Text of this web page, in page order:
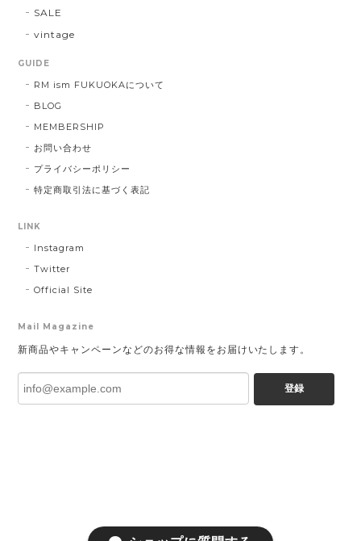
SALE
vintage
GUIDE
RM ism FUKUOKAについて
BLOG
MEMBERSHIP
お問い合わせ
プライバシーポリシー
特定商取引法に基づく表記
LINK
Instagram
Twitter
Official Site
Mail Magazine
新商品やキャンペーンなどのお得な情報をお届けいたします。
登録